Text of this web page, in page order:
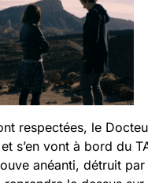
respectées, le
s’en vont à bord du
anéanti, détruit